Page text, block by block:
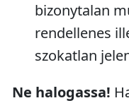
bizonytalan
rendellenes
szokatlan
Ne halogassa!